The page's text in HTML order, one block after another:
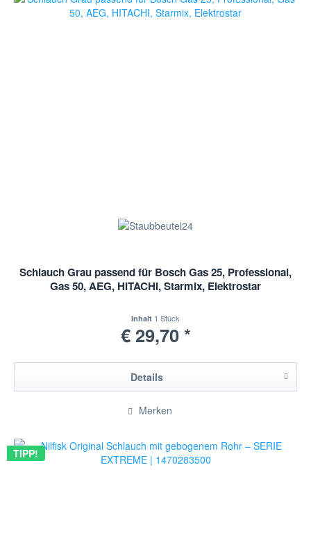
Schlauch Grau passend für Bosch Gas 25, Professional,
Gas 50, AEG, HITACHI, Starmix, Elektrostar
Inhalt 1 Stück
€ 29,70 *
Details
Merken
TIPP!